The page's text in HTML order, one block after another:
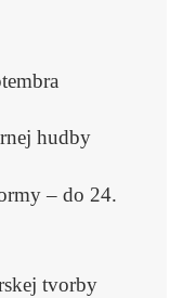
hudby
– do 24.
tvorby